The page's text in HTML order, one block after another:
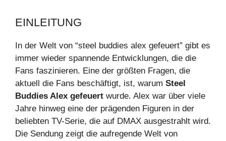
EINLEITUNG
In der Welt von “steel buddies alex gefeuert” gibt es
immer wieder spannende Entwicklungen, die die
Fans faszinieren. Eine der größten Fragen, die
aktuell die Fans beschäftigt, ist, warum Steel
Buddies Alex gefeuert wurde. Alex war über viele
Jahre hinweg eine der prägenden Figuren in der
beliebten TV-Serie, die auf DMAX ausgestrahlt wird.
Die Sendung zeigt die aufregende Welt von